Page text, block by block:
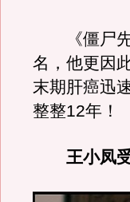
《僵尸先
名，他更因
末期肝癌迅
整整12年！
王小凤受